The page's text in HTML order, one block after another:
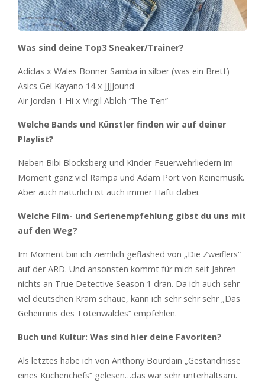
Was sind deine Top3 Sneaker/Trainer?
Adidas x Wales Bonner Samba in silber (was ein Brett)
Asics Gel Kayano 14 x JJJJound
Air Jordan 1 Hi x Virgil Abloh “The Ten”
Welche Bands und Künstler finden wir auf deiner
Playlist?
Neben Bibi Blocksberg und Kinder-Feuerwehrliedern im
Moment ganz viel Rampa und Adam Port von Keinemusik.
Aber auch natürlich ist auch immer Hafti dabei.
Welche Film- und Serienempfehlung gibst du uns mit
auf den Weg?
Im Moment bin ich ziemlich geflashed von „Die Zweiflers“
auf der ARD. Und ansonsten kommt für mich seit Jahren
nichts an True Detective Season 1 dran. Da ich auch sehr
viel deutschen Kram schaue, kann ich sehr sehr sehr „Das
Geheimnis des Totenwaldes“ empfehlen.
Buch und Kultur: Was sind hier deine Favoriten?
Als letztes habe ich von Anthony Bourdain „Geständnisse
eines Küchenchefs“ gelesen…das war sehr unterhaltsam.